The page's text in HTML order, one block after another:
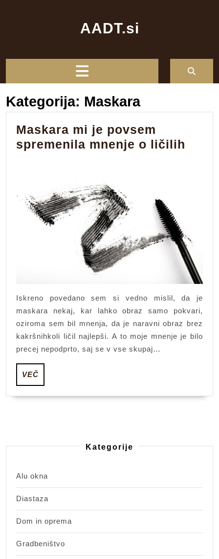
AADT.si
Kategorija: Maskara
Maskara mi je povsem
spremenila mnenje o ličilih
o
ličilih
Iskreno povedano sem si vedno mislil, da je
maskara nekaj, kar lahko obraz samo pokvari,
oziroma sem bil mnenja, da je naravni obraz brez
kakršnihkoli ličil najlepši. A to moje mnenje je bilo
precej nepodprto, saj se v vse skupaj…
VEČ
Kategorije
Alu okna
Diastaza
Dom in oprema
Gradbeništvo